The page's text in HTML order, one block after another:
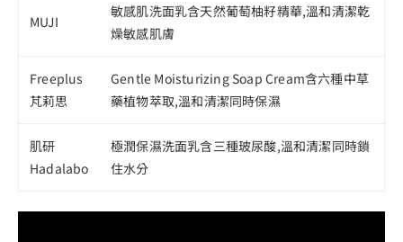
MUJI
敏感肌洗面乳含天然葡萄柚籽精華,溫和清潔乾
燥敏感肌膚
Freeplus
芃莉思
Gentle Moisturizing Soap Cream含六種中草
藥植物萃取,溫和清潔同時保濕
肌研
Hadalabo
極潤保濕洗面乳含三種玻尿酸,溫和清潔同時鎖
住水分